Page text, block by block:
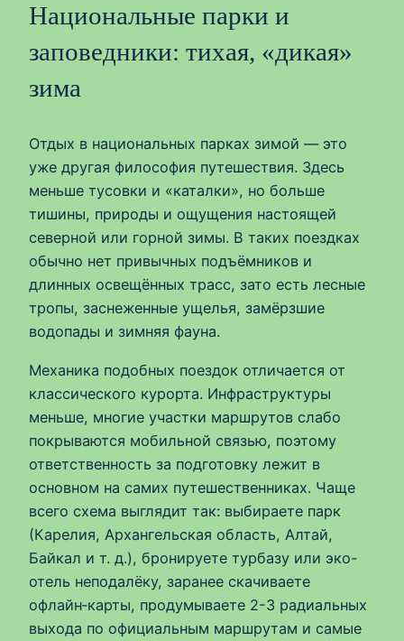
Национальные парки и
заповедники: тихая, «дикая»
зима
Отдых в национальных парках зимой — это
уже другая философия путешествия. Здесь
меньше тусовки и «каталки», но больше
тишины, природы и ощущения настоящей
северной или горной зимы. В таких поездках
обычно нет привычных подъёмников и
длинных освещённых трасс, зато есть лесные
тропы, заснеженные ущелья, замёрзшие
водопады и зимняя фауна.
Механика подобных поездок отличается от
классического курорта. Инфраструктуры
меньше, многие участки маршрутов слабо
покрываются мобильной связью, поэтому
ответственность за подготовку лежит в
основном на самих путешественниках. Чаще
всего схема выглядит так: выбираете парк
(Карелия, Архангельская область, Алтай,
Байкал и т. д.), бронируете турбазу или эко-
отель неподалёку, заранее скачиваете
офлайн‑карты, продумываете 2-3 радиальных
выхода по официальным маршрутам и самые